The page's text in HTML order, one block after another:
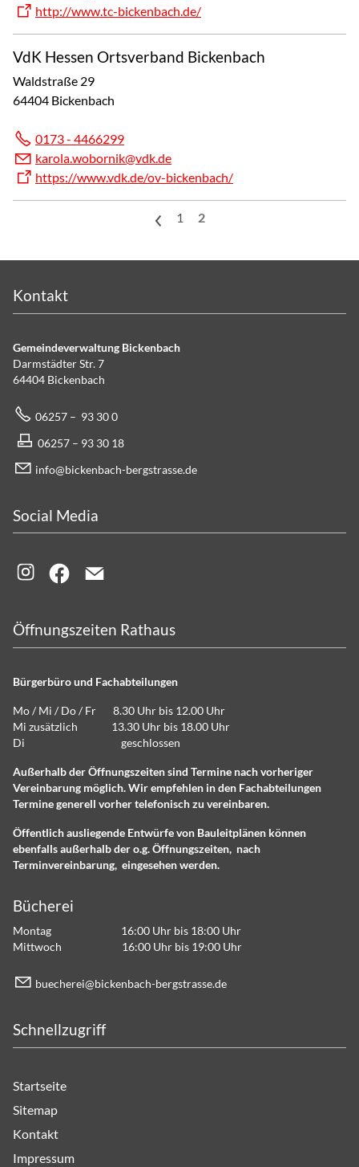
http://www.tc-bickenbach.de/
VdK Hessen Ortsverband Bickenbach
Waldstraße 29
64404 Bickenbach
0173 - 4466299
k r l w b rn k vdkd
https://www.vdk.de/ov-bickenbach/
< 1 2
Kontakt
Gemeindeverwaltung Bickenbach
Darmstädter Str. 7
64404 Bickenbach
06257 – 93 30 0
06257 – 93 30 18
info@bickenbach-bergstrasse.de
Social Media
Öffnungszeiten Rathaus
Bürgerbüro und Fachabteilungen
Mo / Mi / Do / Fr 8.30 Uhr bis 12.00 Uhr
Mi zusätzlich 13.30 Uhr bis 18.00 Uhr
Di geschlossen
Außerhalb der Öffnungszeiten sind Termine nach vorheriger
Vereinbarung möglich. Wir empfehlen in den Fachabteilungen
Termine generell vorher telefonisch zu vereinbaren.
Öffentlich ausliegende Entwürfe von Bauleitplänen können
ebenfalls außerhalb der o.g. Öffnungszeiten, nach
Terminvereinbarung, eingesehen werden.
Bücherei
Montag 16:00 Uhr bis 18:00 Uhr
Mittwoch 16:00 Uhr bis 19:00 Uhr
b ch r b ck nb ch-b rgstr ss d
Schnellzugriff
Startseite
Sitemap
Kontakt
Impressum